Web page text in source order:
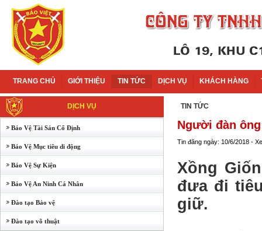
TRANG CHỦ GIỚI THIỆU TIN TỨC DỊCH VỤ KHÁCH HÀNG
DỊCH VỤ
Bảo Vệ Tài Sản Cố Định
Bảo Vệ Mục tiêu di động
Bảo Vệ Sự Kiện
Bảo Vệ An Ninh Cá Nhân
Đào tạo Bảo vệ
Đào tạo võ thuật
TIN TỨC
Người đàn
Tin đăng ngày: 10/6/2018 -
Xồng
đưa đi
giữ.